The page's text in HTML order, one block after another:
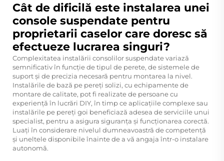
Cât de dificilă este instalarea unei
console suspendate pentru
proprietarii caselor care doresc să
efectueze lucrarea singuri?
Complexitatea instalării consolilor suspendate variază
semnificativ în funcție de tipul de perete, de sistemele de
suport și de precizia necesară pentru montarea la nivel.
Instalările de bază pe pereți solizi, cu echipamente de
montare de calitate, pot fi realizate de persoane cu
experiență în lucrări DIY, în timp ce aplicațiile complexe sau
instalările pe pereți goi beneficiază adesea de serviciile unui
specialist, pentru a asigura siguranța și funcționarea corectă.
Luați în considerare nivelul dumneavoastră de competență
și uneltele disponibile înainte de a vă angaja într-o instalare
autonomă.